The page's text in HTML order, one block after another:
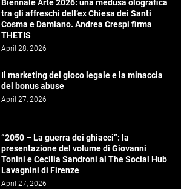
Biennale Arte 2026: una medusa olografica
tra gli affreschi dell’ex Chiesa dei Santi
Cosma e Damiano. Andrea Crespi firma
THETIS
April 28, 2026
Il marketing del gioco legale e la minaccia
del bonus abuse
April 27, 2026
“2050 – La guerra dei ghiacci”: la
presentazione del volume di Giovanni
Tonini e Cecilia Sandroni al The Social Hub
Lavagnini di Firenze
April 27, 2026